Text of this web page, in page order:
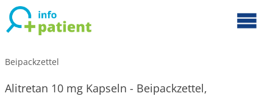
Beipackzettel
Alitretan 10 mg Kapseln - Beipackzettel,